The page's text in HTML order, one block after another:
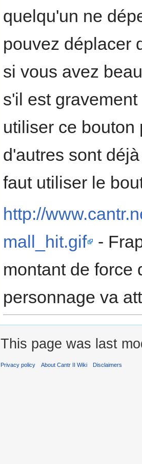
quelqu'un ne
pouvez déplacer
si vous avez
s'il est
utiliser ce bouton
d'autres sont
faut utiliser le
http://
mall_hit.gif
-
montant de force
personnage va
This page was last
Privacy policy About Cantr II Wiki Disclaimers